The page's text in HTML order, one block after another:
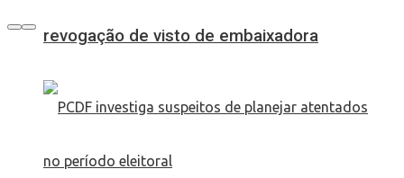
revogação de visto de embaixadora